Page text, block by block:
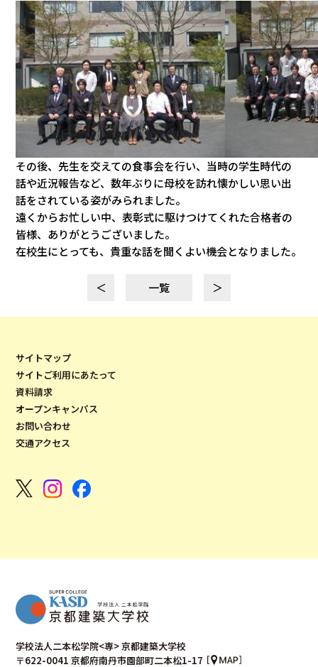
その後、先生を交えての食事会を行い、当時の学生時代の
話や近況報告など、数年ぶりに母校を訪れ懐かしい思い出
話をされている姿がみられました。
遠くからお忙しい中、表彰式に駆けつけてくれた合格者の
皆様、ありがとうございました。
在校生にとっても、貴重な話を聞くよい機会となりました。
＜ 一覧 ＞
サイトマップ
サイトご利用にあたって
資料請求
オープンキャンパス
お問い合わせ
交通アクセス
学校法人二本松学院<専> 京都建築大学校
〒622-0041 京都府南丹市園部町二本松1-17